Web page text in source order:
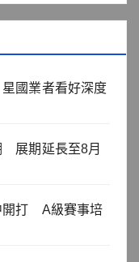
國業者看好深度
展期延長至8月
開打 A級賽事培